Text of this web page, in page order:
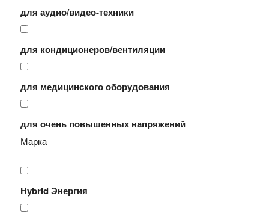
для аудио/видео-техники
для кондиционеров/вентиляции
для медицинского оборудования
для очень повышенных напряжений
Марка
Hybrid Энергия